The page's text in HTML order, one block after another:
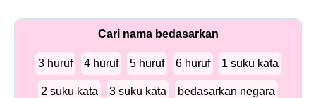
Cari nama bedasarkan
3 huruf 4 huruf 5 huruf 6 huruf 1 suku kata
2 suku kata 3 suku kata bedasarkan negara